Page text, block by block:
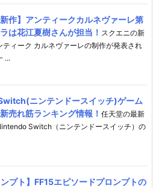
新作】アンティークカルネヴァーレ第
は花江夏樹さんが担当！ スクエニの新
ティーク カルネヴァーレの制作が発表され
...
ニンテンドースイッチ)ゲーム
売れ筋ランキング情報！ 任天堂の最新
Switch（ニンテンドースイッチ）の
ンプト】FF15エピソードプロンプトの